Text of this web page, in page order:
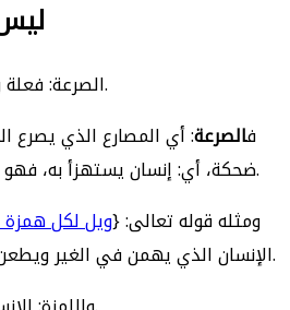
الصرعة: فعلة وتطلق على فاعل الشيء.
فالصرعة: أي المصارع الذي يصرع
ضحكة، أي: إنسان يستهزأ به، فهو ضحكة يسخر به بين الناس.
ومثله قوله تعالى: {ويل لكل همزة
الإنسان الذي يهمن في الغير ويطعن فيه، ليضحك عليه الناس.